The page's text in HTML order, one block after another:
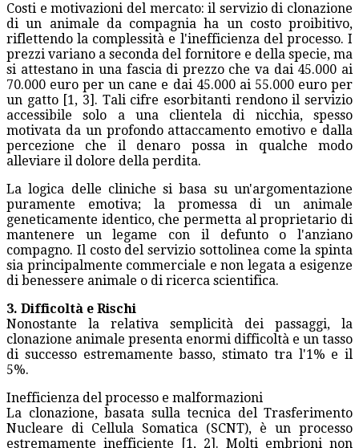
Costi e motivazioni del mercato: il servizio di clonazione
di un animale da compagnia ha un costo proibitivo,
riflettendo la complessità e l'inefficienza del processo. I
prezzi variano a seconda del fornitore e della specie, ma
si attestano in una fascia di prezzo che va dai 45.000 ai
70.000 euro per un cane e dai 45.000 ai 55.000 euro per
un gatto [1, 3]. Tali cifre esorbitanti rendono il servizio
accessibile solo a una clientela di nicchia, spesso
motivata da un profondo attaccamento emotivo e dalla
percezione che il denaro possa in qualche modo
alleviare il dolore della perdita.
La logica delle cliniche si basa su un'argomentazione
puramente emotiva; la promessa di un animale
geneticamente identico, che permetta al proprietario di
mantenere un legame con il defunto o l'anziano
compagno. Il costo del servizio sottolinea come la spinta
sia principalmente commerciale e non legata a esigenze
di benessere animale o di ricerca scientifica.
3. Difficoltà e Rischi
Nonostante la relativa semplicità dei passaggi, la
clonazione animale presenta enormi difficoltà e un tasso
di successo estremamente basso, stimato tra l'1% e il
5%.
Inefficienza del processo e malformazioni
La clonazione, basata sulla tecnica del Trasferimento
Nucleare di Cellula Somatica (SCNT), è un processo
estremamente inefficiente [1, 2]. Molti embrioni non